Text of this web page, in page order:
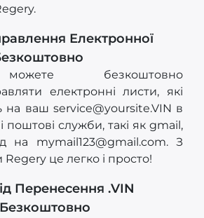
Електронної
безкоштовно
електронні листи, які
на ваш service@yoursite.VIN в
поштові служби, такі як gmail,
на mymail123@gmail.com. З
Regery це легко і просто!
Перенесення .VIN